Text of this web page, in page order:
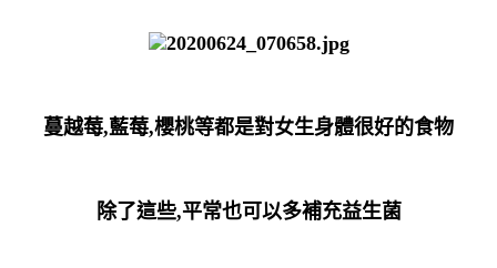
蔓越莓,藍莓,櫻桃等都是對女生身體很好的食物
除了這些,平常也可以多補充益生菌